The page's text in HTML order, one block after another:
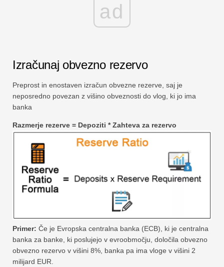
ad
Izračunaj obvezno rezervo
Preprost in enostaven izračun obvezne rezerve, saj je
neposredno povezan z višino obveznosti do vlog, ki jo ima
banka
Razmerje rezerve = Depoziti * Zahteva za rezervo
Primer: Če je Evropska centralna banka (ECB), ki je centralna
banka za banke, ki poslujejo v evroobmočju, določila obvezno
obvezno rezervo v višini 8%, banka pa ima vloge v višini 2
milijard EUR.